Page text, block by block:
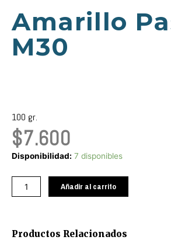
Amarillo
M30
100 gr.
$7.600
Disponibilidad: 7 disponibles
Amarillo
cantidad
Añadir al carrito
Productos Relacionados